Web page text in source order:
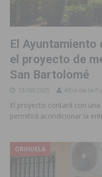
El Ayuntamiento
el proyecto de
San Bartolomé
13/08/2025 Alba de la
El proyecto contará con
permitirá acondicionar la
ORIHUELA